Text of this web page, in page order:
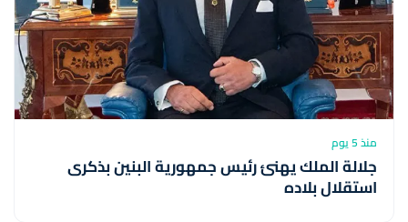
منذ 5 يوم
جلالة الملك يهنئ رئيس جمهورية البنين بذكرى
استقلال بلاده